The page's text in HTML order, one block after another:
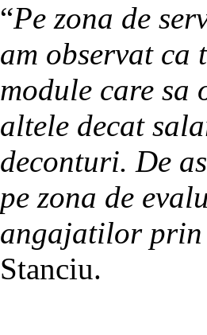
“Pe zona de
am observat
module care sa
altele decat
deconturi. De
pe zona de
angajatilor prin
Stanciu.